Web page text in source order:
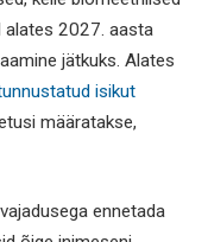
alates 2027. aasta
jätkuks. Alates
isikut
määratakse,
ennetada